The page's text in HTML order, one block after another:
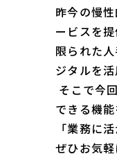
昨今の慢
ービスを
限られた
ジタルを
そこで今
できる機
「業務に
ぜひお気